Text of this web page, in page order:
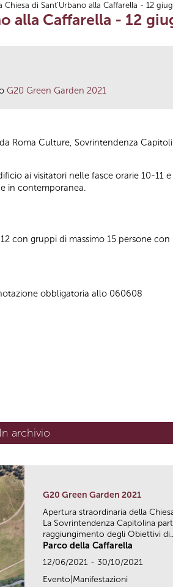
Chiesa di Sant'Urbano alla Caffarella - 12
alla Caffarella - 12
G20 Green Garden 2021
Roma Culture, Sovrintendenza
ai visitatori nelle fasce orarie 10-11
in contemporanea.
con gruppi di massimo 15 persone
obbligatoria allo 060608
In archivio
G20 Green Garden 2021
Apertura straordinaria della
La Sovrintendenza Capitolina
raggiungimento degli Obiettivi
Parco della Caffarella
12/06/2021 - 30/10/2021
Evento|Manifestazioni